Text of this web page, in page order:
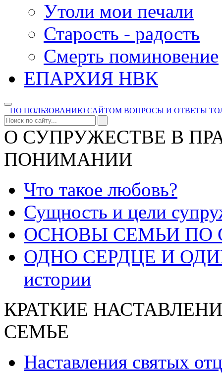
Утоли мои печали
Старость - радость
Смерть поминовение
ЕПАРХИЯ НВК
ПО ПОЛЬЗОВАНИЮ САЙТОМ ВОПРОСЫ И ОТВЕТЫ
О СУПРУЖЕСТВЕ В
ПОНИМАНИИ
Что такое любовь?
Сущность и цели
ОСНОВЫ СЕМЬИ ПО
ОДНО СЕРДЦЕ И
истории
КРАТКИЕ
СЕМЬЕ
Наставления святых